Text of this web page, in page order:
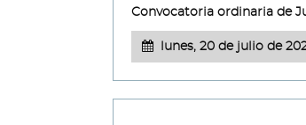
Convocatoria ordinaria de
lunes, 20 de julio de